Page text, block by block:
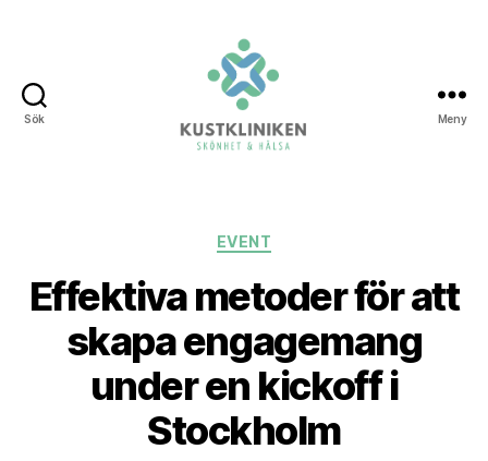
Sök Meny
Kategorier
EVENT
Effektiva metoder för att
skapa engagemang
under en kickoff i
Stockholm